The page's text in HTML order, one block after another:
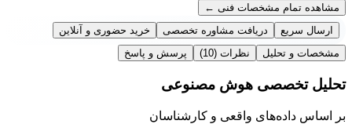
مشاهده تمام مشخصات فنی ←
ارسال سریع
دریافت مشاوره تخصصی
خرید حضوری و آنلاین
مشخصات و تحلیل
نظرات (10) پرسش و پاسخ
تحلیل تخصصی هوش مصنوعی
بر اساس داده‌های واقعی و کارشناسان